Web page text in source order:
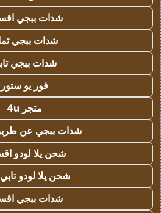
شدات ببجي
شدات ببجي
شدات ببجي
فور يو ستور
متجر 4u
شدات ببجي عن
شحن يلا لودو
شحن يلا لودو تابي
شدات ببجي